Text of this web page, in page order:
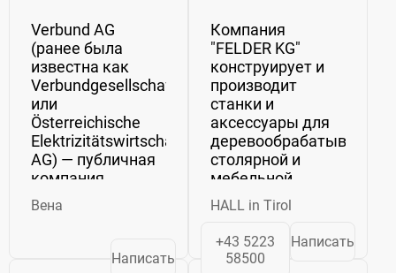
Verbund AG
(ранее была
известна как
Verbundgesellschaft
или
Österreichische
Elektrizitätswirtschafts-
AG) — публичная
компания,
являющаяся
крупнейшим в
поставщиком
Вена
Написать
Компания
"FELDER KG"
конструирует и
производит
станки и
аксессуары для
столярной и
мебельной
отраслей. Для
получения
подробной
информации о
HALL in Tirol
+43 5223
58500
Написать